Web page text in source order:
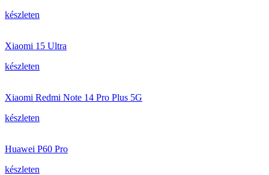
készleten
Xiaomi 15 Ultra
készleten
Xiaomi Redmi Note 14 Pro Plus 5G
készleten
Huawei P60 Pro
készleten